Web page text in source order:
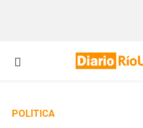
POLÍTICA